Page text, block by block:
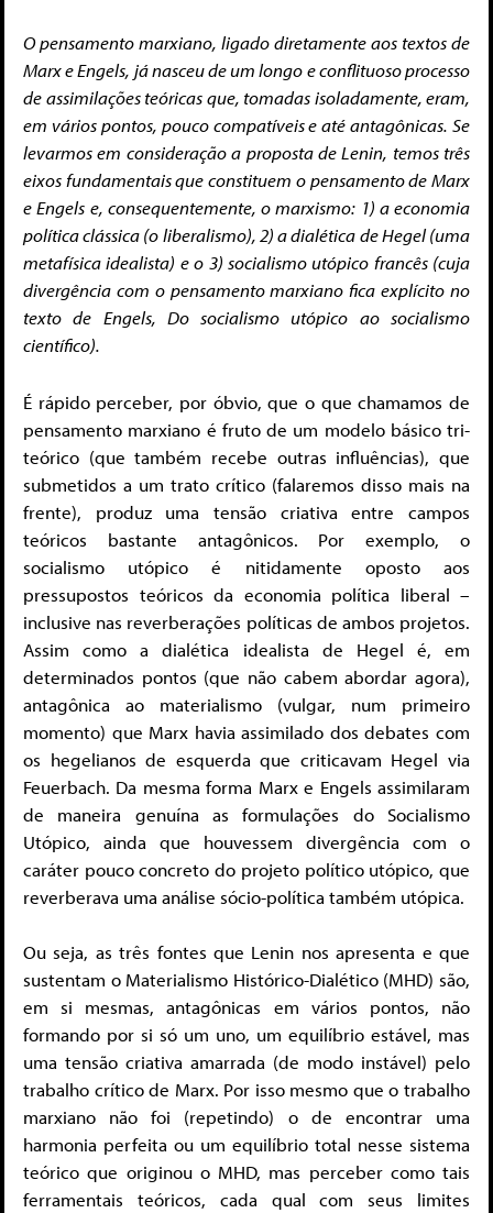
O pensamento marxiano, ligado diretamente aos textos de
Marx e Engels, já nasceu de um longo e conflituoso processo
de assimilações teóricas que, tomadas isoladamente, eram,
em vários pontos, pouco compatíveis e até antagônicas. Se
levarmos em consideração a proposta de Lenin, temos três
eixos fundamentais que constituem o pensamento de Marx
e Engels e, consequentemente, o marxismo: 1) a economia
política clássica (o liberalismo), 2) a dialética de Hegel (uma
metafísica idealista) e o 3) socialismo utópico francês (cuja
divergência com o pensamento marxiano fica explícito no
texto de Engels, Do socialismo utópico ao socialismo
científico).
É rápido perceber, por óbvio, que o que chamamos de
pensamento marxiano é fruto de um modelo básico tri-
teórico (que também recebe outras influências), que
submetidos a um trato crítico (falaremos disso mais na
frente), produz uma tensão criativa entre campos
teóricos bastante antagônicos. Por exemplo, o
socialismo utópico é nitidamente oposto aos
pressupostos teóricos da economia política liberal –
inclusive nas reverberações políticas de ambos projetos.
Assim como a dialética idealista de Hegel é, em
determinados pontos (que não cabem abordar agora),
antagônica ao materialismo (vulgar, num primeiro
momento) que Marx havia assimilado dos debates com
os hegelianos de esquerda que criticavam Hegel via
Feuerbach. Da mesma forma Marx e Engels assimilaram
de maneira genuína as formulações do Socialismo
Utópico, ainda que houvessem divergência com o
caráter pouco concreto do projeto político utópico, que
reverberava uma análise sócio-política também utópica.
Ou seja, as três fontes que Lenin nos apresenta e que
sustentam o Materialismo Histórico-Dialético (MHD) são,
em si mesmas, antagônicas em vários pontos, não
formando por si só um uno, um equilíbrio estável, mas
uma tensão criativa amarrada (de modo instável) pelo
trabalho crítico de Marx. Por isso mesmo que o trabalho
marxiano não foi (repetindo) o de encontrar uma
harmonia perfeita ou um equilíbrio total nesse sistema
teórico que originou o MHD, mas perceber como tais
ferramentais teóricos, cada qual com seus limites